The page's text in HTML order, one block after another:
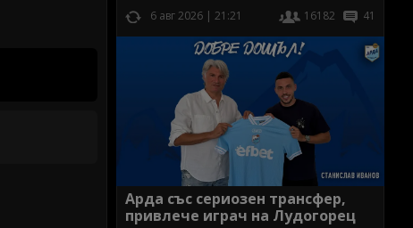
6 авг 2026 | 21:21 16182 41
Арда със сериозен трансфер,
привлече играч на Лудогорец